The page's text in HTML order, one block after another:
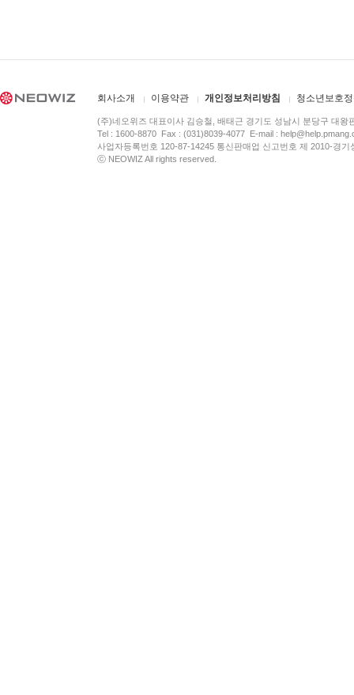
회사소개 이용약관 개인정보처리방침 청소년보호
(주)네오위즈 대표이사 김승철, 배태근 경기도 성남시 분당구 대왕
Tel : 1600-8870 Fax : (031)8039-4077 E-mail :
사업자등록번호 120-87-14245 통신판매업 신고번호 제 2010-경
ⓒ NEOWIZ All rights reserved.